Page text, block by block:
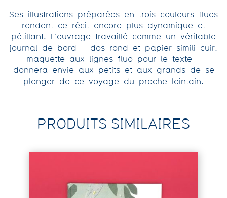
Ses illustrations préparées en trois couleurs fluos
rendent ce récit encore plus dynamique et
pétillant. L’ouvrage travaillé comme un véritable
journal de bord – dos rond et papier simili cuir,
maquette aux lignes fluo pour le texte –
donnera envie aux petits et aux grands de se
plonger de ce voyage du proche lointain.
PRODUITS SIMILAIRES